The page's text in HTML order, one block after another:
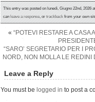
This entry was posted on lunedì, Giugno 22nd, 2026
canleave a response, ortrackbackfrom your own
« “POTEVI RESTARE A CASA
“SARO’ SEGRETARIO PER I
NORD, NON MOLLA LE
Leave a Reply
You must be logged in to post a